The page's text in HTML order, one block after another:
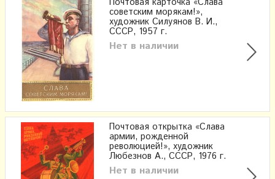
Почтовая карточка «Слава
советским морякам!»,
художник Силуянов В. И.,
СССР, 1957 г.
Нет в наличии
Почтовая открытка «Слава
армии, рожденной
революцией!», художник
Любезнов А., СССР, 1976 г.
Нет в наличии